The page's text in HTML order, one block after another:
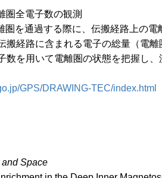
全電子数の観測
圏を通過する際に、伝搬経路上の
搬経路に含まれる電子の総量（電
数を用いて電離圏の状態を把握し
GPS/DRAWING-TEC/index.html
Space